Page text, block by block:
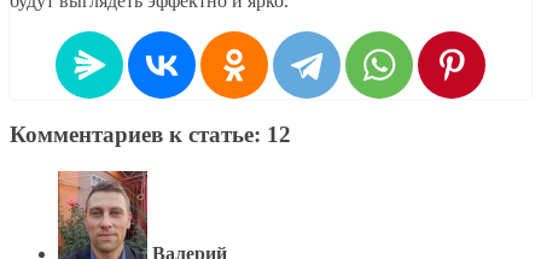
Комментариев к статье: 12
Валерий